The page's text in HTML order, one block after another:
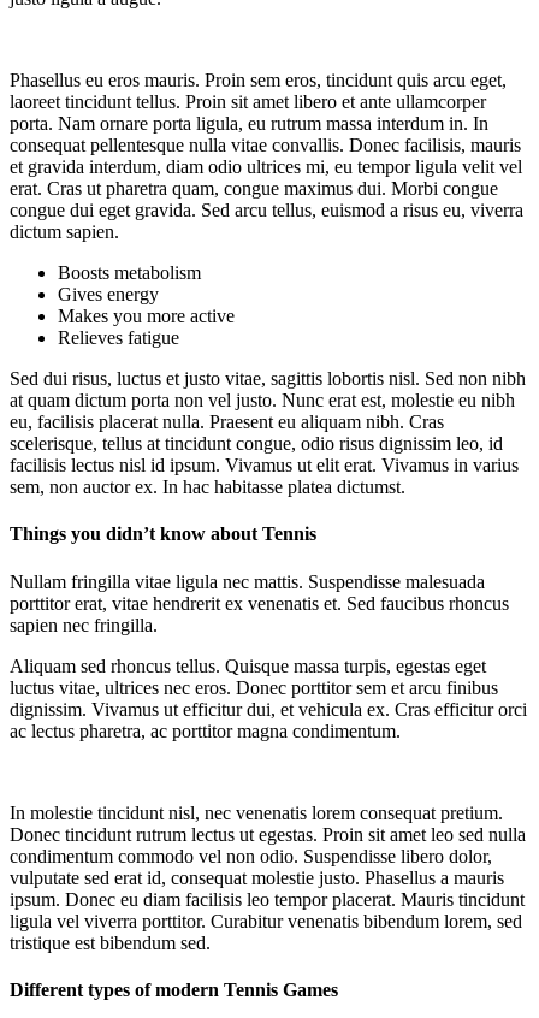
Phasellus eu eros mauris. Proin sem eros, tincidunt quis arcu eget,
laoreet tincidunt tellus. Proin sit amet libero et ante ullamcorper
porta. Nam ornare porta ligula, eu rutrum massa interdum in. In
consequat pellentesque nulla vitae convallis. Donec facilisis, mauris
et gravida interdum, diam odio ultrices mi, eu tempor ligula velit vel
erat. Cras ut pharetra quam, congue maximus dui. Morbi congue
congue dui eget gravida. Sed arcu tellus, euismod a risus eu, viverra
dictum sapien.
Boosts metabolism
Gives energy
Makes you more active
Relieves fatigue
Sed dui risus, luctus et justo vitae, sagittis lobortis nisl. Sed non nibh
at quam dictum porta non vel justo. Nunc erat est, molestie eu nibh
eu, facilisis placerat nulla. Praesent eu aliquam nibh. Cras
scelerisque, tellus at tincidunt congue, odio risus dignissim leo, id
facilisis lectus nisl id ipsum. Vivamus ut elit erat. Vivamus in varius
sem, non auctor ex. In hac habitasse platea dictumst.
Things you didn’t know about Tennis
Nullam fringilla vitae ligula nec mattis. Suspendisse malesuada
porttitor erat, vitae hendrerit ex venenatis et. Sed faucibus rhoncus
sapien nec fringilla.
Aliquam sed rhoncus tellus. Quisque massa turpis, egestas eget
luctus vitae, ultrices nec eros. Donec porttitor sem et arcu finibus
dignissim. Vivamus ut efficitur dui, et vehicula ex. Cras efficitur orci
ac lectus pharetra, ac porttitor magna condimentum.
In molestie tincidunt nisl, nec venenatis lorem consequat pretium.
Donec tincidunt rutrum lectus ut egestas. Proin sit amet leo sed nulla
condimentum commodo vel non odio. Suspendisse libero dolor,
vulputate sed erat id, consequat molestie justo. Phasellus a mauris
ipsum. Donec eu diam facilisis leo tempor placerat. Mauris tincidunt
ligula vel viverra porttitor. Curabitur venenatis bibendum lorem, sed
tristique est bibendum sed.
Different types of modern Tennis Games